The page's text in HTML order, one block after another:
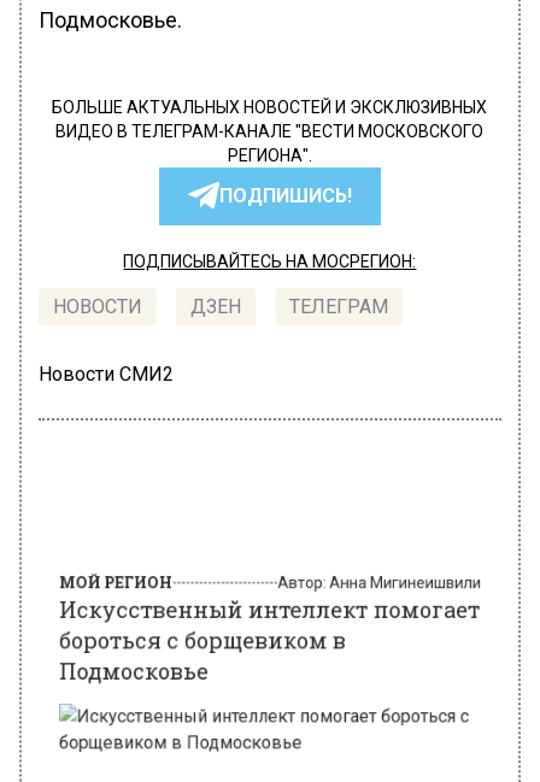
Подмосковье.
БОЛЬШЕ АКТУАЛЬНЫХ НОВОСТЕЙ И ЭКСКЛЮЗИВНЫХ
ВИДЕО В ТЕЛЕГРАМ-КАНАЛЕ "ВЕСТИ МОСКОВСКОГО
РЕГИОНА".
ПОДПИШИСЬ!
ПОДПИСЫВАЙТЕСЬ НА МОСРЕГИОН:
НОВОСТИ ДЗЕН ТЕЛЕГРАМ
Новости СМИ2
бороться с борщевиком в
Подмосковье